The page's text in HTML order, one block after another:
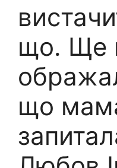
що. Ще
що